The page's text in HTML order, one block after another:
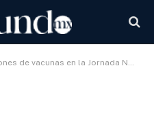
en la Jornada Nacional de Vacunación 2026